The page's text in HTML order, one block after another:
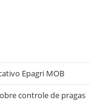
Epagri MOB
controle de pragas